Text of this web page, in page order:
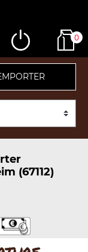
0
(67112)